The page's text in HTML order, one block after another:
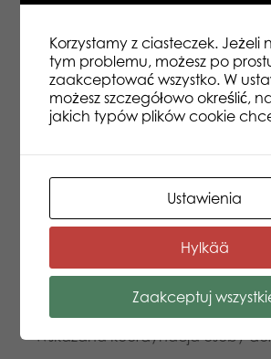
czym umieszcza je na stole przed
doprowadzić do wyboru jednego
dziecko, np. „Który kafelek
żywą?” albo „Która z tych rzeczy
najcięższa?”. Jeśli dziecko
w nagrodę otrzymuje kafelek,
odwrócić, by odkryć kawałek
kreatywność, pozostawiając
zadawaniu pytań w ramach
obrazkami – a zatem znakomicie
ideę nauki i rozwoju poprzez
Dodatkowym atutem są
rysunkowe) obrazki, co jest
Gra kooperacyjna – tu każdy
Wskazana koordynacja osoby
Korzystamy z ciasteczek. Jeżeli
tym problemu, możesz po
zaakceptować wszystko. W
możesz szczegółowo określić,
jakich typów plików cookie
Ustawienia
Hylkää
Zaakceptuj